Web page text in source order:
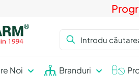
Noi Branduri